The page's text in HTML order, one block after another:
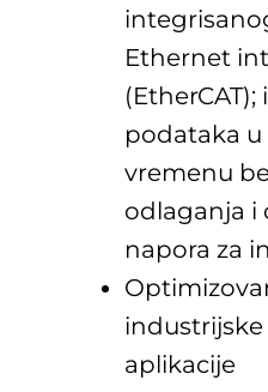
Ethernet
podataka
vremenu
odlaganja i
napora za
industrijske
aplikacije